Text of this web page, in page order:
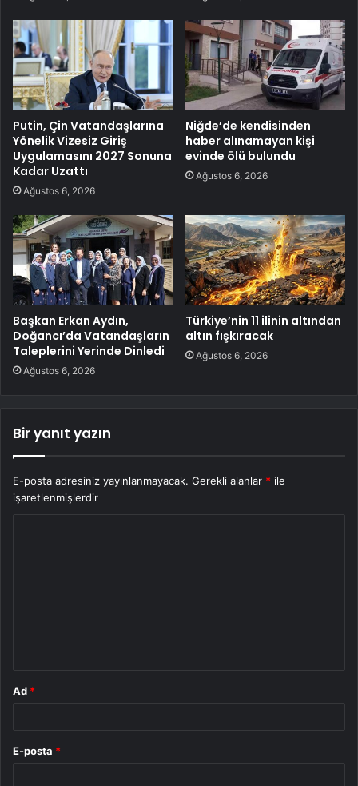
Putin, Çin Vatandaşlarına
Yönelik Vizesiz Giriş
Uygulamasını 2027 Sonuna
Kadar Uzattı
Ağustos 6, 2026
Niğde’de kendisinden
haber alınamayan kişi
evinde ölü bulundu
Ağustos 6, 2026
Başkan Erkan Aydın,
Doğancı’da Vatandaşların
Taleplerini Yerinde Dinledi
Ağustos 6, 2026
Türkiye’nin 11 ilinin altından
altın fışkıracak
Ağustos 6, 2026
Bir yanıt yazın
E-posta adresiniz yayınlanmayacak. Gerekli alanlar * ile
işaretlenmişlerdir
Ad *
E-posta *